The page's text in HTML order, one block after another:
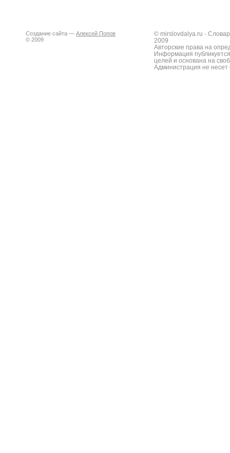
Создание сайта — Алексей Попов
© 2009
© mirslovdalya.ru -
2009
Авторские права на
Информация
целей и основана на
Администрация не несет